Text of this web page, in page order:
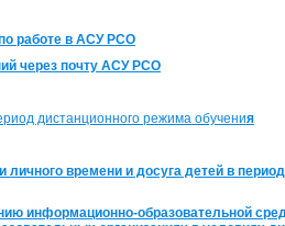
работе в АСУ РСО
через почту АСУ РСО
дистанционного режима обучения
личного времени и досуга детей в
информационно-образовательной